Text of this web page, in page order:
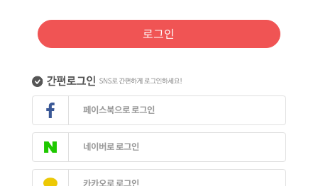
로그인
페이스북으로 로그인
네이버로 로그인